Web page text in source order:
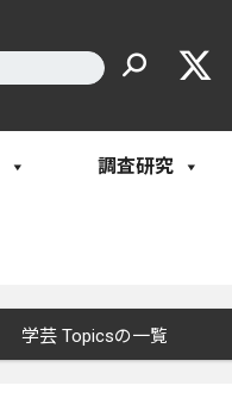
調査研究
学芸 Topicsの一覧